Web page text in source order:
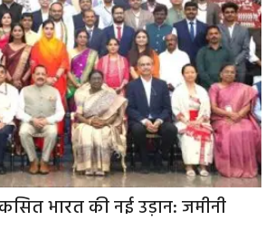
भारत की नई उड़ान: जमीनी